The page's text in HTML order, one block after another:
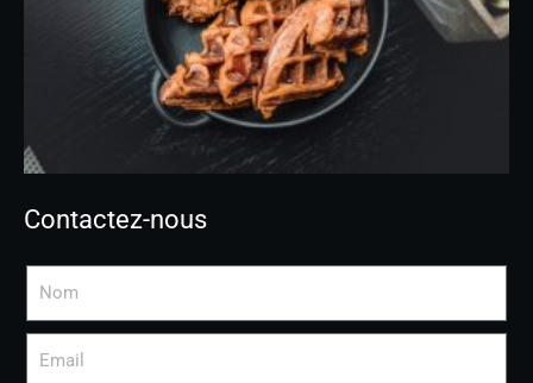
Contactez-nous